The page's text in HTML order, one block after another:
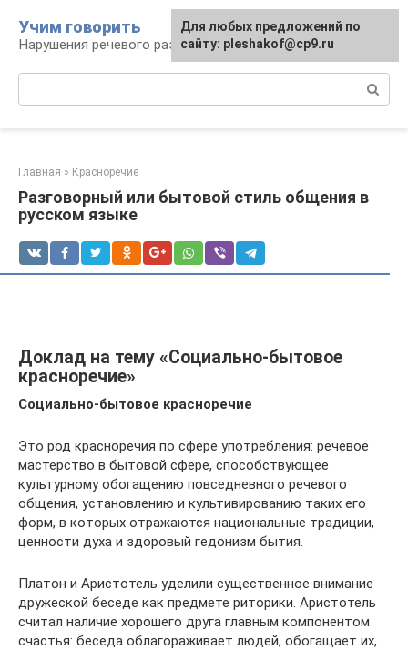
контенту
Учим говорить
Нарушения речевого развития
Главная » Красноречие
Разговорный или бытовой стиль общения в
русском языке
Доклад на тему «Социально-бытовое
красноречие»
Социально-бытовое красноречие
Это род красноречия по сфере употребления: речевое
мастерство в бытовой сфере, способствующее
культурному обогащению повседневного речевого
общения, установлению и культивированию таких его
форм, в которых отражаются национальные традиции,
ценности духа и здоровый гедонизм бытия.
Платон и Аристотель уделили существенное внимание
дружеской беседе как предмете риторики. Аристотель
считал наличие хорошего друга главным компонентом
счастья: беседа облагораживает людей, обогащает их,
Для любых предложений по
сайту: pleshakof@cp9.ru